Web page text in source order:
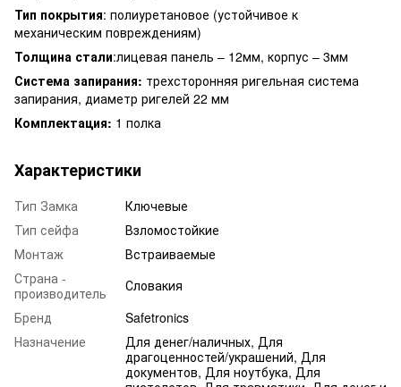
Тип покрытия: полиуретановое (устойчивое к
механическим повреждениям)
Толщина стали:лицевая панель – 12мм, корпус – 3мм
Система запирания: трехсторонняя ригельная система
запирания, диаметр ригелей 22 мм
Комплектация: 1 полка
Характеристики
Тип Замка
Ключевые
Тип сейфа
Взломостойкие
Монтаж
Встраиваемые
Страна -
производитель
Словакия
Бренд
Safetronics
Назначение
Для денег/наличных, Для
драгоценностей/украшений, Для
документов, Для ноутбука, Для